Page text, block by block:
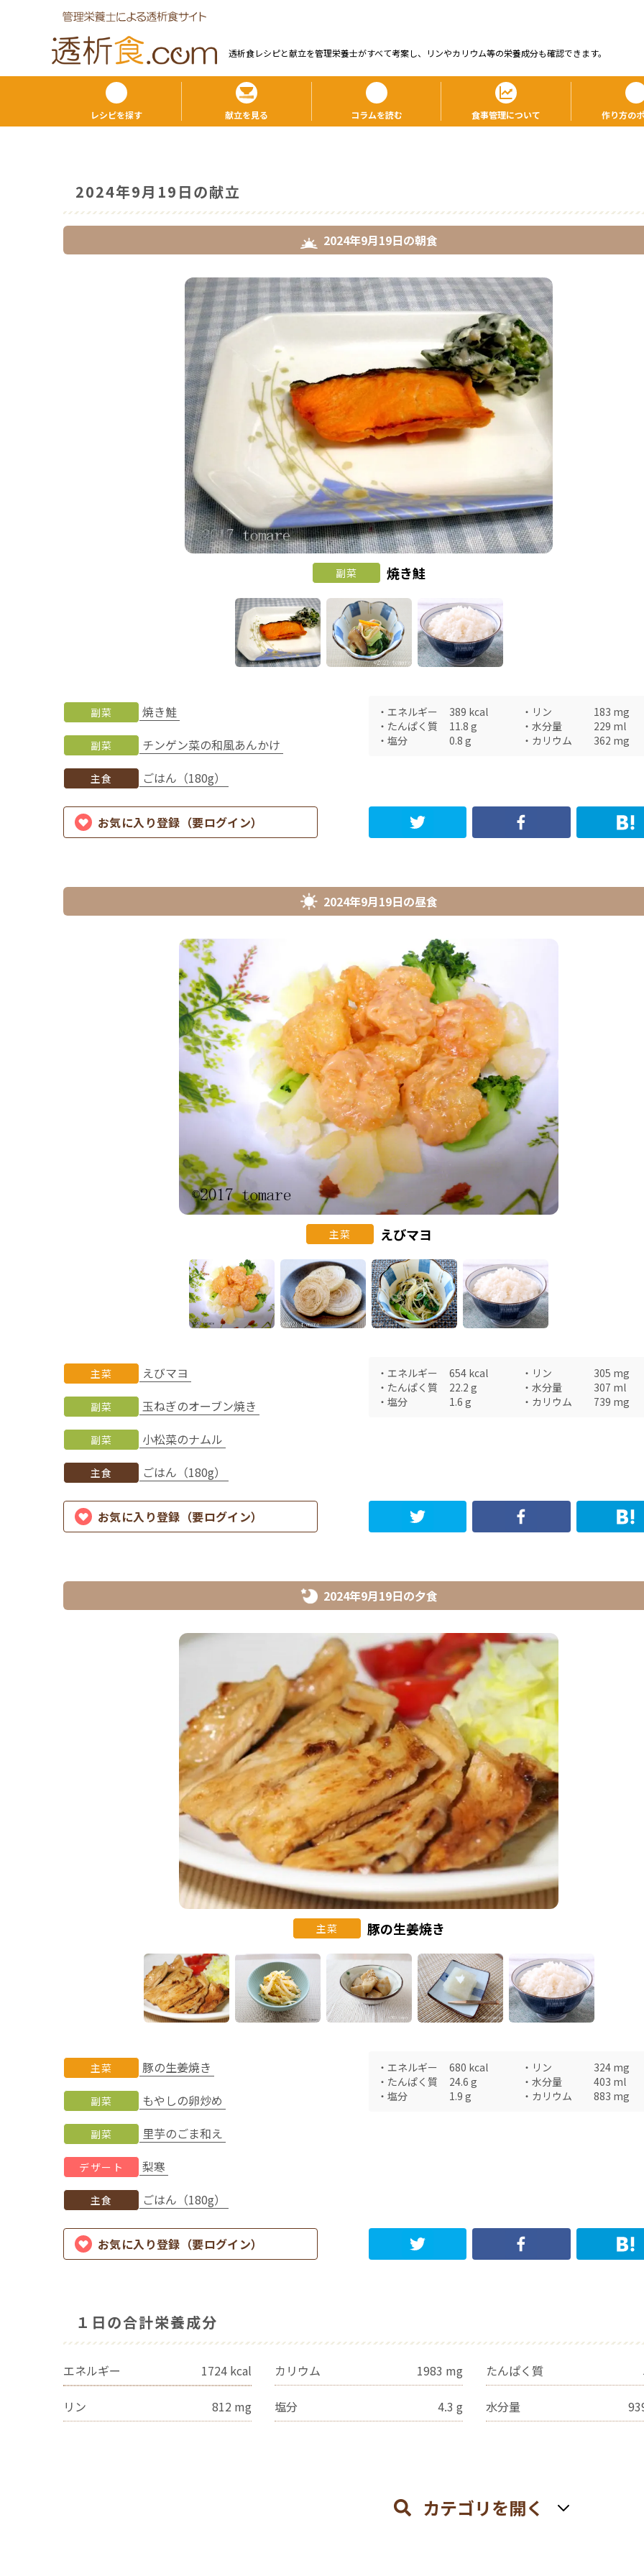
透析食レシピと献⽴を管理栄養⼠がすべて考案し、リンやカリウム等の栄養成分も確認できます。
レシピを探す 献立を見る コラムを読む 食事管理について 作り方の
2024年9月19日の献立
2024年9月19日の朝食
副菜 焼き鮭
副菜 焼き鮭
副菜 チンゲン菜の和風あんかけ
主食 ごはん（180g）
・ エネルギー 389 kcal ・ リン 183 mg
・ たんぱく質 11.8 g ・ 水分量 229 ml
・ 塩分 0.8 g ・ カリウム 362 mg
お気に入り登録（要ログイン）
2024年9月19日の昼食
主菜 えびマヨ
主菜 えびマヨ
副菜 玉ねぎのオーブン焼き
副菜 小松菜のナムル
主食 ごはん（180g）
・ エネルギー 654 kcal ・ リン 305 mg
・ たんぱく質 22.2 g ・ 水分量 307 ml
・ 塩分 1.6 g ・ カリウム 739 mg
お気に入り登録（要ログイン）
2024年9月19日の夕食
主菜 豚の生姜焼き
主菜 豚の生姜焼き
副菜 もやしの卵炒め
副菜 里芋のごま和え
デザート 梨寒
主食 ごはん（180g）
・ エネルギー 680 kcal ・ リン 324 mg
・ たんぱく質 24.6 g ・ 水分量 403 ml
・ 塩分 1.9 g ・ カリウム 883 mg
お気に入り登録（要ログイン）
１日の合計栄養成分
エネルギー 1724 kcal カリウム 1983 mg たんぱく質
リン 812 mg 塩分 4.3 g 水分量
カテゴリを開く